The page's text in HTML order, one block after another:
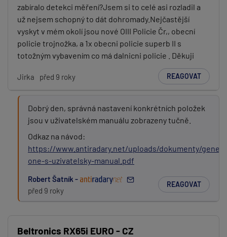
zabíralo detekci měření?Jsem si to celé asi rozladil a
už nejsem schopný to dát dohromady.Nejčastější
vyskyt v mém okolí jsou nové OIII Policie Čr,, obecní
policie trojnožka, a 1x obecni policie superb II s
totožným vybavením co má dalnicni policie . Děkuji
Jirka před 9 roky REAGOVAT
Dobrý den, správná nastavení konkrétních položek
jsou v uživatelském manuálu zobrazeny tučně.
Odkaz na návod:
https://www.antiradary.net/uploads/dokumenty/
one-s-uzivatelsky-manual.pdf
Robert Šatník -
před 9 roky
REAGOVAT
Beltronics RX65i EURO - CZ